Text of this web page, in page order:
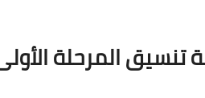
المرحلة